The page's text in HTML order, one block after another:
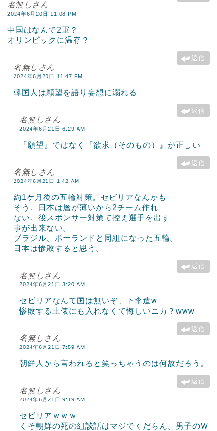
名無しさん
2024年6月20日 11:08 PM
中国はなんで2軍？
オリンピックに温存？
返信
名無しさん
2024年6月20日 11:47 PM
韓国人は願望を語り妄想に溺れる
返信
名無しさん
2024年6月21日 6:29 AM
『願望』ではなく『欲求（そのもの）』が正しい
返信
名無しさん
2024年6月21日 1:42 AM
約1ケ月後の五輪対策。セビリアなんかも
そう。日本は層が薄いから2チーム作れ
ない。後スポンサー対策て控え選手を出す
事が出来ない。
ブラジル、ポーランドと同組になった五輪。
日本は惨敗すると思う。
返信
名無しさん
2024年6月21日 3:20 AM
セビリアなんて国は無いぞ、下李造w
惨敗する土俵にも入れなくて悔しいニカ？www
返信
名無しさん
2024年6月21日 7:59 AM
朝鮮人から言われると笑っちゃうのは何故だろう。
返信
名無しさん
2024年6月21日 9:19 AM
セビリアｗｗｗ
くそ朝鮮の死の組談話はマジでくだらん。男子のＷ